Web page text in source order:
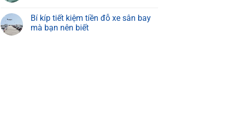
Bí kíp tiết kiệm tiền đỗ xe sân bay
mà bạn nên biết